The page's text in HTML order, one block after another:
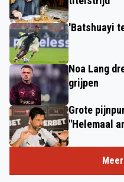
'Batshuayi
Noa Lang
grijpen
Grote
"Helemaal